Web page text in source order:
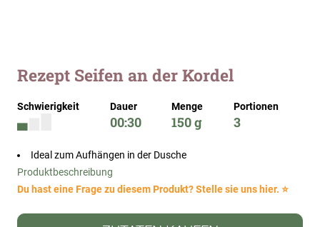
Zum
Anfang
Bildergalerie
springen
Rezept Seifen an der Kordel
Schwierigkeit Dauer
00:30
Menge
150 g
Portionen
3
Ideal zum Aufhängen in der Dusche
Produktbeschreibung
Du hast eine Frage zu diesem Produkt? Stelle sie uns hier. ⭐